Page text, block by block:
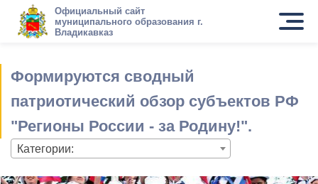
Официальный сайт
муниципального образования г.
Владикавказ
Формируются cводный
патриотический обзор субъектов РФ
"Регионы России - за Родину!".
Категории: